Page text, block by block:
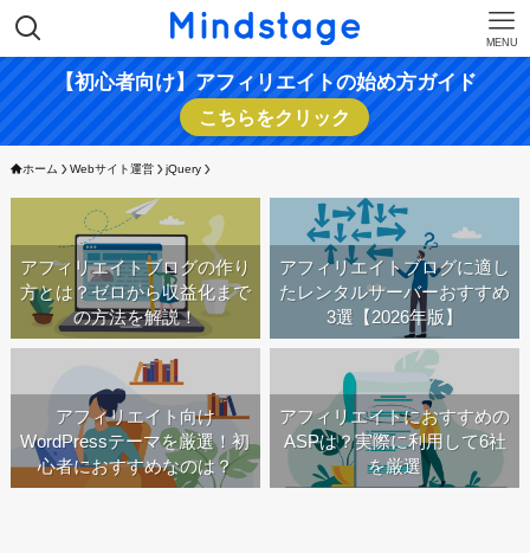
MENU
【初心者向け】アフィリエイトの始め方ガイド
こちらをクリック
ホーム Webサイト運営 jQuery
アフィリエイトブログの作り
方とは？ゼロから収益化まで
の方法を解説！
アフィリエイトブログに適し
たレンタルサーバーおすすめ
3選【2026年版】
アフィリエイト向け
WordPressテーマを厳選！初
心者におすすめなのは？
アフィリエイトにおすすめの
ASPは？実際に利用して6社
を厳選